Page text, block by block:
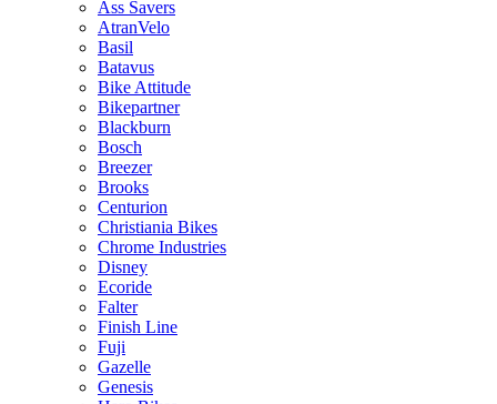
Ass Savers
AtranVelo
Basil
Batavus
Bike Attitude
Bikepartner
Blackburn
Bosch
Breezer
Brooks
Centurion
Christiania Bikes
Chrome Industries
Disney
Ecoride
Falter
Finish Line
Fuji
Gazelle
Genesis